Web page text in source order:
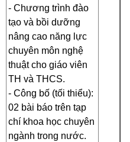
- Chương trình đào
tạo và bồi dưỡng
nâng cao năng lực
chuyên môn nghệ
thuật cho giáo viên
TH và THCS.
- Công bố (tối thiểu):
02 bài báo trên tạp
chí khoa học chuyên
ngành trong nước.